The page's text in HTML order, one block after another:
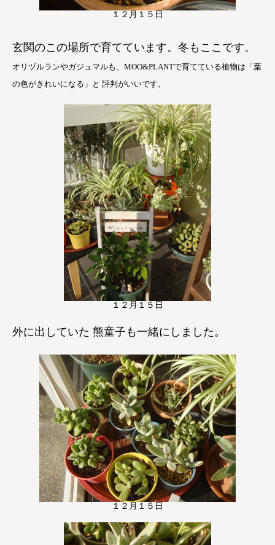
１２月１５日
玄関のこの場所で育てています。冬もここです。
オリヅルランやガジュマルも、MOO&PLANTで育てている植物は「葉
の色がきれいになる」と 評判がいいです。
１２月１５日
外に出していた 熊童子も一緒にしました。
１２月１５日